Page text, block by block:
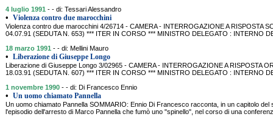
4 luglio 1991 - - di: Tessari Alessandro
• Violenza contro due marocchini
Violenza contro due marocchini 4/26714 - CAMERA - INTERROGAZIONE A RISPOSTA
04.07.91 (SEDUTA N. 653) *** ITER IN CORSO *** MINISTRO DELEGATO : INTERNO
18 marzo 1991 - - di: Mellini Mauro
• Liberazione di Giuseppe Longo
Liberazione di Giuseppe Longo 3/02965 - CAMERA - INTERROGAZIONE A RISPOSTA
18.03.91 (SEDUTA N. 607) *** ITER IN CORSO *** MINISTRO DELEGATO : INTERNO
1 novembre 1990 - - di: Di Francesco Ennio
• Un uomo chiamato Pannella
Un uomo chiamato Pannella SOMMARIO: Ennio Di Francesco racconta, in un capitolo del
l'episodio dell'arresto di Marco Pannella che fumò uno "spinello", nel corso di una